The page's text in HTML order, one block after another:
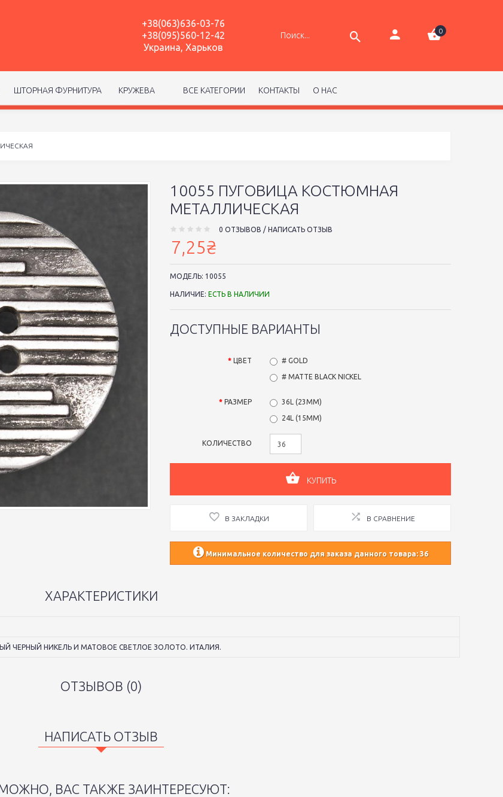
+38(063)636-03-76
+38(095)560-12-42
Украина, Харьков
0
ШТОРНАЯ ФУРНИТУРА КРУЖЕВА ВСЕ КАТЕГОРИИ КОНТАКТЫ О НАС
10055 ПУГОВИЦА КОСТЮМНАЯ
МЕТАЛЛИЧЕСКАЯ
0 ОТЗЫВОВ / НАПИСАТЬ ОТЗЫВ
7,25₴
МОДЕЛЬ: 10055
НАЛИЧИЕ: ЕСТЬ В НАЛИЧИИ
ДОСТУПНЫЕ ВАРИАНТЫ
ЦВЕТ # GOLD
# MATTE BLACK NICKEL
РАЗМЕР 36L (23ММ)
24L (15ММ)
КОЛИЧЕСТВО
КУПИТЬ
В ЗАКЛАДКИ В СРАВНЕНИЕ
Минимальное количество для заказа данного товара: 36
ХАРАКТЕРИСТИКИ
ЧЕРНЫЙ НИКЕЛЬ И МАТОВОЕ СВЕТЛОЕ ЗОЛОТО. ИТАЛИЯ.
ОТЗЫВОВ (0)
НАПИСАТЬ ОТЗЫВ
ВАС ТАКЖЕ ЗАИНТЕРЕСУЮТ: